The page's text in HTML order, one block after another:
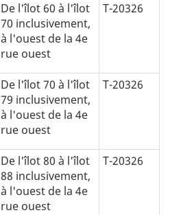
De l'îlot 60 à l'îlot
70 inclusivement,
à l'ouest de la 4e
rue ouest
T-20326
De l'îlot 70 à l'îlot
79 inclusivement,
à l'ouest de la 4e
rue ouest
T-20326
De l'îlot 80 à l'îlot
88 inclusivement,
à l'ouest de la 4e
rue ouest
T-20326